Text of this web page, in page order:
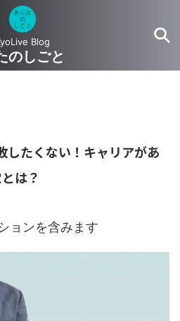
Blog
のしごと
たくない！キャリアがあ
は？
ョンを含みます